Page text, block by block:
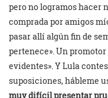
pero no logramos hacer
comprada por amigos
pasar allí algún fin de
pertenece». Un
evidentes». Y Lula
suposiciones, hábleme
muy difícil presentar